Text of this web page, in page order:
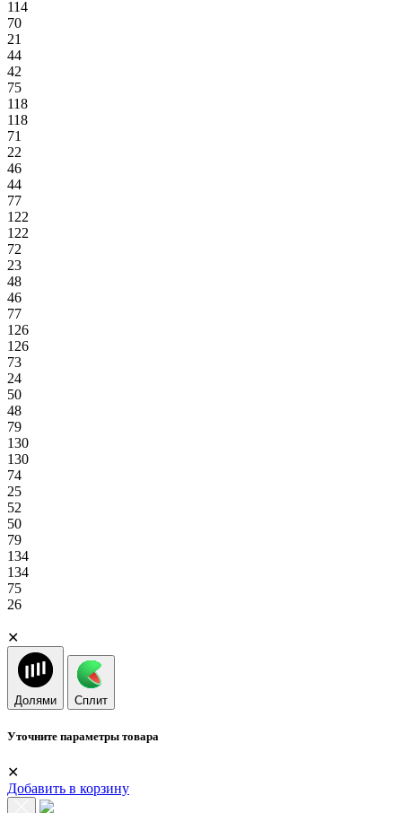
114
70
21
44
42
75
118
118
71
22
46
44
77
122
122
72
23
48
46
77
126
126
73
24
50
48
79
130
130
74
25
52
50
79
134
134
75
26
✕
Долями Сплит
Уточните параметры товара
✕
Добавить в корзину